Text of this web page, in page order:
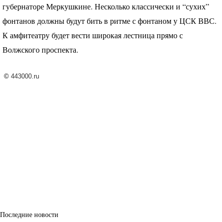
губернаторе Меркушкине. Несколько классически и “сухих”
фонтанов должны будут бить в ритме с фонтаном уЦСКВВС.
К амфитеатру будет вести широкая лестница прямо с
Волжского проспекта.
© 443000.ru
Последние новости